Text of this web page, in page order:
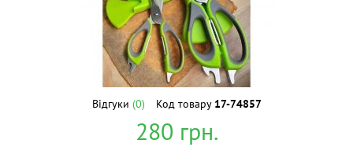
Відгуки (0) Код товару 17-74857
280 грн.